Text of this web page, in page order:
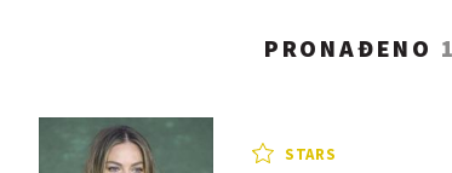
PRONAĐENO
STARS